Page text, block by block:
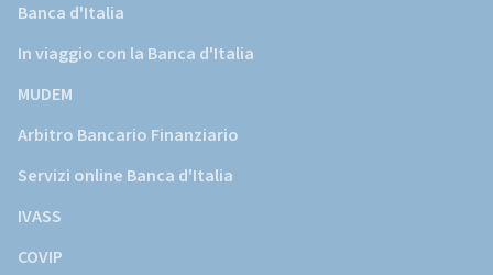
Banca d'Italia
In viaggio con la Banca d'Italia
MUDEM
Arbitro Bancario Finanziario
Servizi online Banca d'Italia
IVASS
COVIP